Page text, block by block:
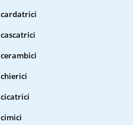
cardatrici
cascatrici
cerambici
chierici
cicatrici
cimici